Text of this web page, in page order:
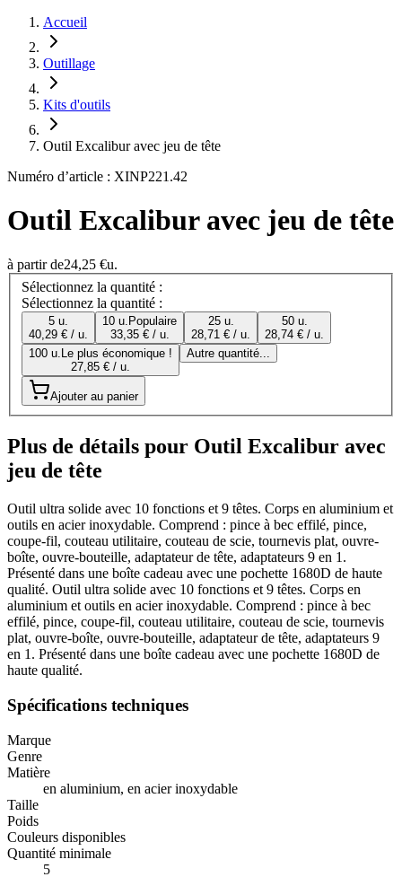
Accueil
Outillage
Kits d'outils
Outil Excalibur avec jeu de tête
Numéro d’article : XINP221.42
Outil Excalibur avec jeu de tête
à partir de24,25 €u.
Sélectionnez la quantité :
Sélectionnez la quantité :
5 u.
40,29 € / u.
10 u. Populaire
33,35 € / u.
25 u.
28,71 € / u.
50 u.
28,74 € / u.
100 u. Le plus économique !
27,85 € / u.
Autre quantité...
Ajouter au panier
Plus de détails pour Outil Excalibur avec
jeu de tête
Outil ultra solide avec 10 fonctions et 9 têtes. Corps en aluminium et
outils en acier inoxydable. Comprend : pince à bec effilé, pince,
coupe-fil, couteau utilitaire, couteau de scie, tournevis plat, ouvre-
boîte, ouvre-bouteille, adaptateur de tête, adaptateurs 9 en 1.
Présenté dans une boîte cadeau avec une pochette 1680D de haute
qualité. Outil ultra solide avec 10 fonctions et 9 têtes. Corps en
aluminium et outils en acier inoxydable. Comprend : pince à bec
effilé, pince, coupe-fil, couteau utilitaire, couteau de scie, tournevis
plat, ouvre-boîte, ouvre-bouteille, adaptateur de tête, adaptateurs 9
en 1. Présenté dans une boîte cadeau avec une pochette 1680D de
haute qualité.
Spécifications techniques
Marque
Genre
Matière
en aluminium, en acier inoxydable
Taille
Poids
Couleurs disponibles
Quantité minimale
5